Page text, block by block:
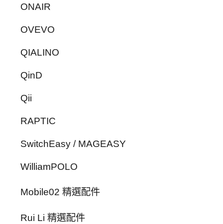
ONAIR
OVEVO
QIALINO
QinD
Qii
RAPTIC
SwitchEasy / MAGEASY
WilliamPOLO
Mobile02 精選配件
Rui Li 精選配件